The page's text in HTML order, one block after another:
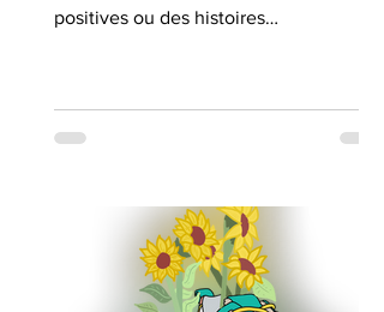
positives ou des histoires